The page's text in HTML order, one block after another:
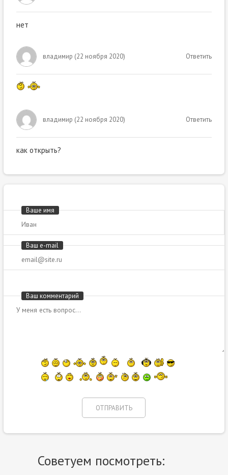
нет
владимир (22 ноября 2020) Ответить
владимир (22 ноября 2020) Ответить
как открыть?
Ваше имя
Ваш e-mail
Ваш комментарий
Советуем посмотреть: